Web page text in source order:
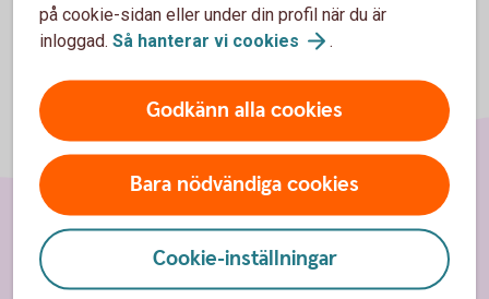
på cookie-sidan eller under din profil när du är
inloggad. Så hanterar vi cookies .
Godkänn alla cookies
Bara nödvändiga cookies
Cookie-inställningar
Sidfot
Hitta snabbt